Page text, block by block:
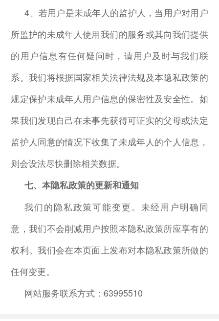
4、若用户是未成年人的监护人，当用户对用户
所监护的未成年人使用我们的服务或其向我们提供
的用户信息有任何疑问时，请用户及时与我们联
系。我们将根据国家相关法律法规及本隐私政策的
规定保护未成年人用户信息的保密性及安全性。如
果我们发现自己在未事先获得可证实的父母或法定
监护人同意的情况下收集了未成年人的个人信息，
则会设法尽快删除相关数据。
七、本隐私政策的更新和通知
我们的隐私政策可能变更。未经用户明确同
意，我们不会削减用户按照本隐私政策所应享有的
权利。我们会在本页面上发布对本隐私政策所做的
任何变更。
网站服务联系方式：63995510